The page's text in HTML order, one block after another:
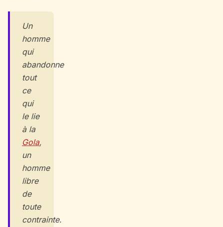
Un
homme
qui
abandonne
tout
ce
qui
le lie
à la
Gola,
un
homme
libre
de
toute
contrainte.